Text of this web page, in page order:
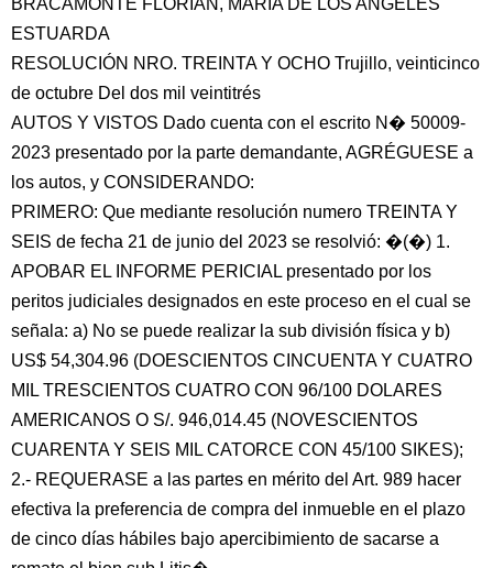
BRACAMONTE FLORIAN, MARIA DE LOS ANGELES
ESTUARDA
RESOLUCIÓN NRO. TREINTA Y OCHO Trujillo, veinticinco
de octubre Del dos mil veintitrés
AUTOS Y VISTOS Dado cuenta con el escrito N� 50009-
2023 presentado por la parte demandante, AGRÉGUESE a
los autos, y CONSIDERANDO:
PRIMERO: Que mediante resolución numero TREINTA Y
SEIS de fecha 21 de junio del 2023 se resolvió: �(�) 1.
APOBAR EL INFORME PERICIAL presentado por los
peritos judiciales designados en este proceso en el cual se
señala: a) No se puede realizar la sub división física y b)
US$ 54,304.96 (DOESCIENTOS CINCUENTA Y CUATRO
MIL TRESCIENTOS CUATRO CON 96/100 DOLARES
AMERICANOS O S/. 946,014.45 (NOVESCIENTOS
CUARENTA Y SEIS MIL CATORCE CON 45/100 SIKES);
2.- REQUERASE a las partes en mérito del Art. 989 hacer
efectiva la preferencia de compra del inmueble en el plazo
de cinco días hábiles bajo apercibimiento de sacarse a